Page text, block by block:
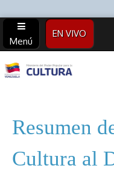
Menú
EN VIVO
Alba
Ciudad
96.3
Resumen
Cultura al